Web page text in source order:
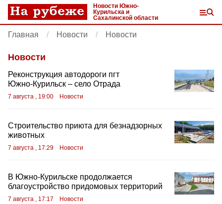
Новости Южно-
Курильска и
Сахалинской области
Главная Новости Новости
Новости
Реконструкция автодороги пгт
Южно‑Курильск – село Отрада
7 августа , 19:00 Новости
Строительство приюта для безнадзорных
животных
7 августа , 17:29 Новости
В Южно‑Курильске продолжается
благоустройство придомовых территорий
7 августа , 17:17 Новости